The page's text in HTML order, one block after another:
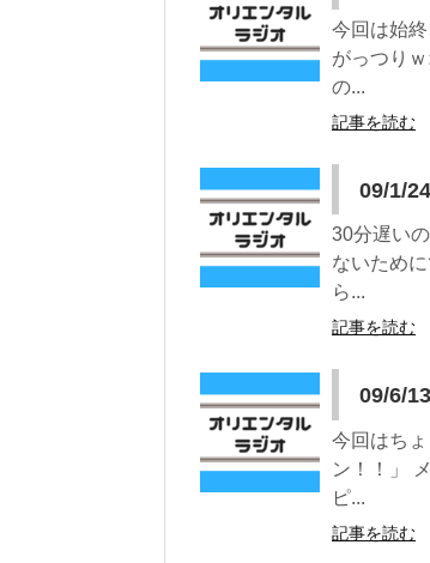
今回は始
がっつり
の...
記事を読む
09/1/
30分遅い
ないため
ら...
記事を読む
09/6/
今回はち
ン！！」
ピ...
記事を読む